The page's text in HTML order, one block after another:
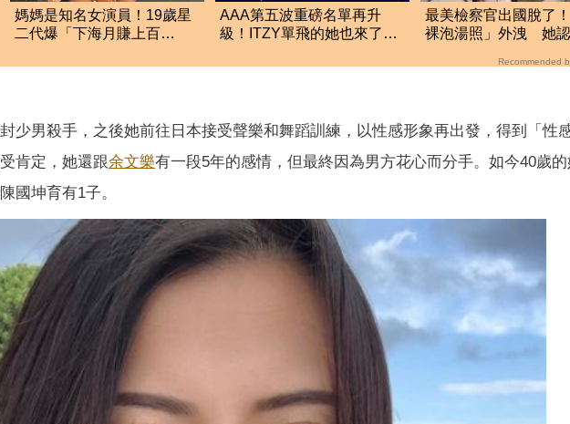
媽媽是知名女演員！19歲星
二代爆「下海月賺上百
AAA第五波重磅名單再升
級！ITZY單飛的她也來了
最美檢察官出國脫了
裸泡湯照」外洩 她
Recommended
少男殺手，之後她前往日本接受聲樂和舞蹈訓練，以性感形象再出發，得到「性
肯定，她還跟余文樂有一段5年的感情，但最終因為男方花心而分手。如今40歲的
國坤育有1子。